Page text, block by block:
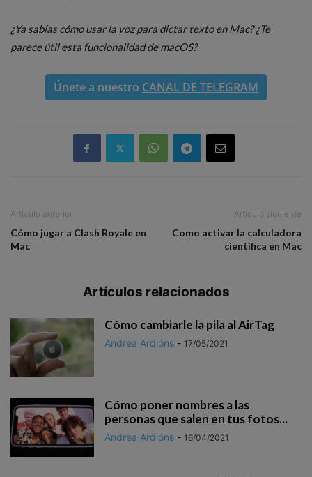
¿Ya sabías cómo usar la voz para dictar texto en Mac? ¿Te
parece útil esta funcionalidad de macOS?
Únete a nuestro CANAL DE TELEGRAM
Artículo anterior
Cómo jugar a Clash Royale en
Mac
Artículo siguiente
Como activar la calculadora
científica en Mac
Artículos relacionados
Cómo cambiarle la pila al AirTag
Andrea Ardións - 17/05/2021
Cómo poner nombres a las
personas que salen en tus fotos...
Andrea Ardións - 16/04/2021